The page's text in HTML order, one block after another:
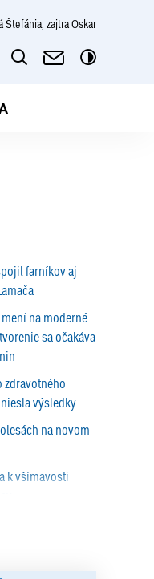
Štefánia, zajtra Oskar
farníkov aj
na moderné
sa očakáva
zdravotného
výsledky
na novom
k všímavosti
sa mení na